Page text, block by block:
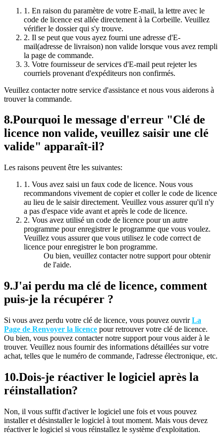
1. En raison du paramètre de votre E-mail, la lettre avec le
code de licence est allée directement à la Corbeille. Veuillez
vérifier le dossier qui s'y trouve.
2. Il se peut que vous ayez fourni une adresse d'E-
mail(adresse de livraison) non valide lorsque vous avez rempli
la page de commande.
3. Votre fournisseur de services d'E-mail peut rejeter les
courriels provenant d'expéditeurs non confirmés.
Veuillez contacter notre service d'assistance et nous vous aiderons à
trouver la commande.
8.Pourquoi le message d'erreur "Clé de
licence non valide, veuillez saisir une clé
valide" apparaît-il?
Les raisons peuvent être les suivantes:
1. Vous avez saisi un faux code de licence. Nous vous
recommandons vivement de copier et coller le code de licence
au lieu de le saisir directement. Veuillez vous assurer qu'il n'y
a pas d'espace vide avant et après le code de licence.
2. Vous avez utilisé un code de licence pour un autre
programme pour enregistrer le programme que vous voulez.
Veuillez vous assurer que vous utilisez le code correct de
licence pour enregistrer le bon programme.
Ou bien, veuillez contacter notre support pour obtenir
de l'aide.
9.J'ai perdu ma clé de licence, comment
puis-je la récupérer ?
Si vous avez perdu votre clé de licence, vous pouvez ouvrirLa
Page de Renvoyer la licence pour retrouver votre clé de licence.
Ou bien, vous pouvez contacter notre support pour vous aider à le
trouver. Veuillez nous fournir des informations détaillées sur votre
achat, telles que le numéro de commande, l'adresse électronique, etc.
10.Dois-je réactiver le logiciel après la
réinstallation?
Non, il vous suffit d'activer le logiciel une fois et vous pouvez
installer et désinstaller le logiciel à tout moment. Mais vous devez
réactiver le logiciel si vous réinstallez le système d'exploitation.